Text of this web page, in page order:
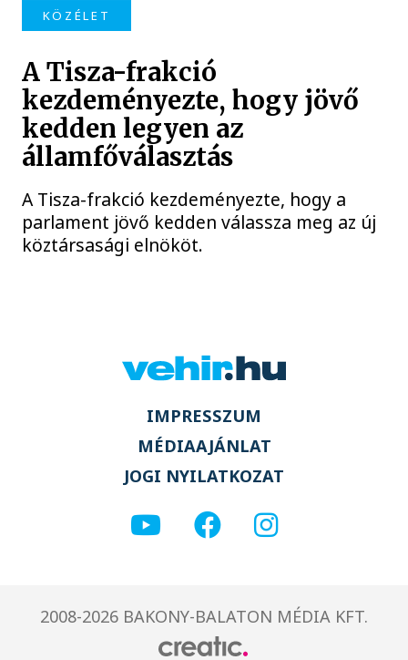
KÖZÉLET
A Tisza-frakció
kezdeményezte, hogy jövő
kedden legyen az
államfőválasztás
A Tisza-frakció kezdeményezte, hogy a
parlament jövő kedden válassza meg az új
köztársasági elnököt.
IMPRESSZUM
MÉDIAAJÁNLAT
JOGI NYILATKOZAT
2008-2026 BAKONY-BALATON MÉDIA KFT.